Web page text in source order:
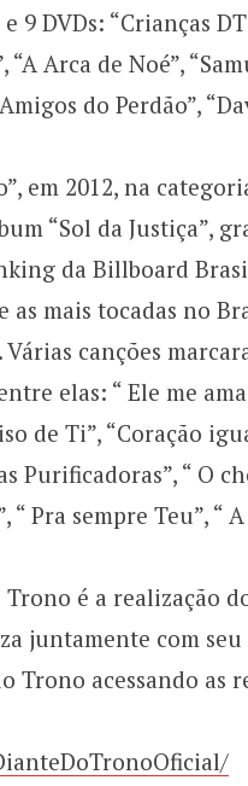
DVDs: “Crianças
“A Arca de Noé”,
do Perdão”,
em 2012, na
“Sol da Justiça”,
da Billboard
mais tocadas no
Várias canções
elas: “ Ele me
de Ti”, “Coração
Purificadoras”, “ O
Pra sempre Teu”, “
é a realização
juntamente com seu
Trono acessando as